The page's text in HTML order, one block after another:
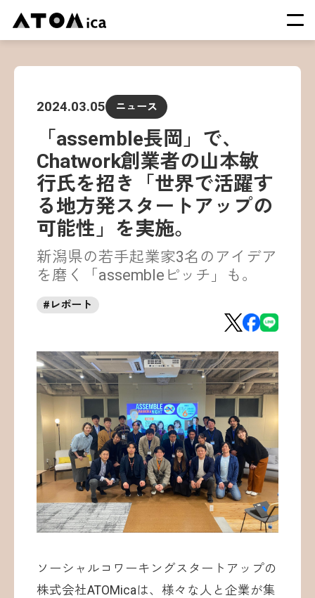
会社概要
サービス
運営施設一覧
ニュース
イベント
採用情報
©ATOMica Inc., All Rights Reserved.
2024.03.05 ニュース
「assemble長岡」で、
Chatwork創業者の山本敏
行氏を招き「世界で活躍す
る地方発スタートアップの
可能性」を実施。
新潟県の若手起業家3名のアイデア
を磨く「assembleピッチ」も。
# レポート
ソーシャルコワーキングスタートアップの
株式会社ATOMicaは、様々な人と企業が集